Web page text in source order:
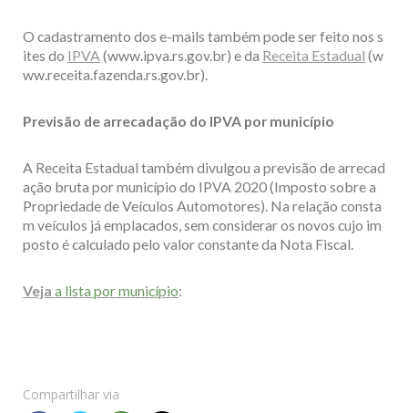
O cadastramento dos e-mails também pode ser feito nos s
ites do IPVA (www.ipva.rs.gov.br) e da Receita Estadual (w
ww.receita.fazenda.rs.gov.br).
Previsão de arrecadação do IPVA por município
A Receita Estadual também divulgou a previsão de arrecad
ação bruta por município do IPVA 2020 (Imposto sobre a
Propriedade de Veículos Automotores). Na relação consta
m veículos já emplacados, sem considerar os novos cujo im
posto é calculado pelo valor constante da Nota Fiscal.
Veja a lista por município:
Compartilhar via